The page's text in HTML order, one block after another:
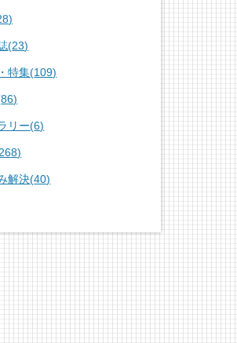
)
(23)
特集(109)
86)
リー(6)
268)
解決(40)